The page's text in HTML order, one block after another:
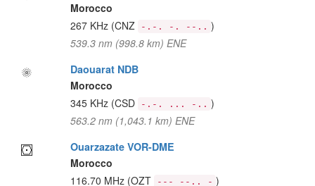
Morocco
267 KHz (CNZ -.-. -. --.. )
539.3 nm (998.8 km) ENE
Daouarat NDB
Morocco
345 KHz (CSD -.-. ... -.. )
563.2 nm (1,043.1 km) ENE
Ouarzazate VOR-DME
Morocco
116.70 MHz (OZT --- --.. - )